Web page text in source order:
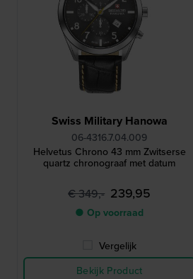
Swiss Military Hanowa
06-4316.7.04.009
Helvetus Chrono 43 mm Zwitserse
quartz chronograaf met datum
€ 349,- 239,95
● Op voorraad
Vergelijk
Bekijk Product